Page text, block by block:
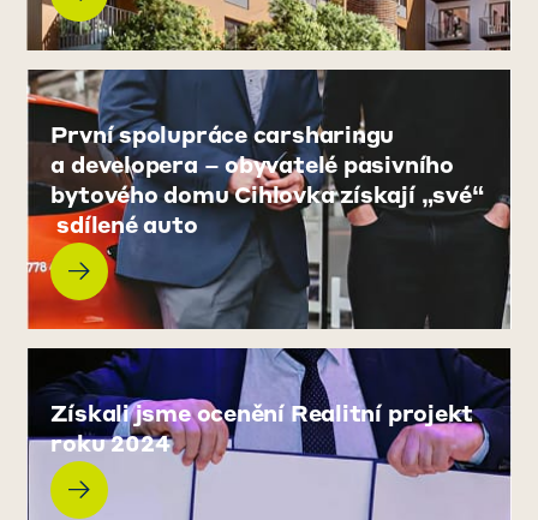
První spolupráce carsharing​u​​ ​
a developera – obyvatelé pasivního
bytového domu Cihlovka ​získají „své“​​
​ sdílené auto
Získali jsme ocenění Realitní projekt
roku 2024